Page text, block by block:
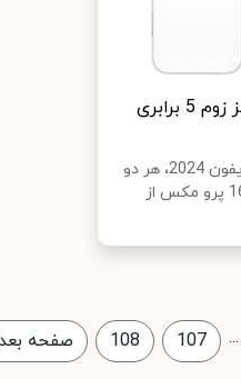
آیفون 16 پرو دارای لنز زوم 5 برابری
انتظار می‌رود در سری آیفون 2024، هر دو
آیفون 16 پرو و ​​آیفون 16 پرو مکس از
...
107
108 صفحه